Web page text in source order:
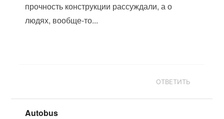
прочность конструкции рассуждали, а о
людях, вообще-то...
ОТВЕТИТЬ
Autobus